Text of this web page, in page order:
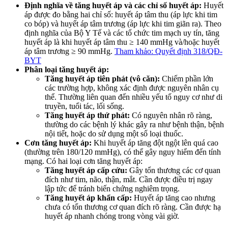
Định nghĩa về tăng huyết áp và các chỉ số huyết áp: Huyết
áp được đo bằng hai chỉ số: huyết áp tâm thu (áp lực khi tim
co bóp) và huyết áp tâm trương (áp lực khi tim giãn ra). Theo
định nghĩa của Bộ Y Tế và các tổ chức tim mạch uy tín, tăng
huyết áp là khi huyết áp tâm thu ≥ 140 mmHg và/hoặc huyết
áp tâm trương ≥ 90 mmHg. Tham khảo: Quyết định 318/QĐ-
BYT
Phân loại tăng huyết áp:
Tăng huyết áp tiên phát (vô căn): Chiếm phần lớn
các trường hợp, không xác định được nguyên nhân cụ
thể. Thường liên quan đến nhiều yếu tố nguy cơ như di
truyền, tuổi tác, lối sống.
Tăng huyết áp thứ phát: Có nguyên nhân rõ ràng,
thường do các bệnh lý khác gây ra như bệnh thận, bệnh
nội tiết, hoặc do sử dụng một số loại thuốc.
Cơn tăng huyết áp: Khi huyết áp tăng đột ngột lên quá cao
(thường trên 180/120 mmHg), có thể gây nguy hiểm đến tính
mạng. Có hai loại cơn tăng huyết áp:
Tăng huyết áp cấp cứu: Gây tổn thương các cơ quan
đích như tim, não, thận, mắt. Cần được điều trị ngay
lập tức để tránh biến chứng nghiêm trọng.
Tăng huyết áp khẩn cấp: Huyết áp tăng cao nhưng
chưa có tổn thương cơ quan đích rõ ràng. Cần được hạ
huyết áp nhanh chóng trong vòng vài giờ.